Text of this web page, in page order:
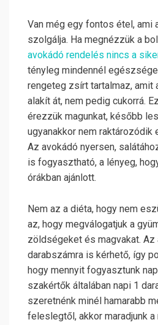
Van még egy fontos étel, ami
szolgálja. Ha megnézzük a
avokádó rendelés nincs a
tényleg mindennél
rengeteg zsírt tartalmaz, amit
alakít át, nem pedig cukorrá.
érezzük magunkat, később
ugyanakkor nem raktározódik
Az avokádó nyersen,
is fogyasztható, a lényeg,
órákban ajánlott.
Nem az a diéta, hogy nem
az, hogy megválogatjuk a
zöldségeket és magvakat. Az
darabszámra is kérhető, így
hogy mennyit fogyasztunk
szakértők általában napi 1
szeretnénk minél hamarabb
feleslegtől, akkor maradjunk a